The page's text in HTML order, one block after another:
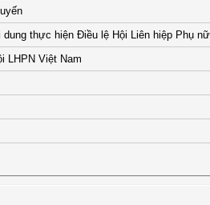
thực hiện Điều lệ Hội Liên hiệp Phụ
LHPN Việt Nam